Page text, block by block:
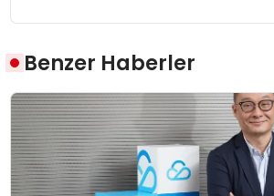
Benzer Haberler